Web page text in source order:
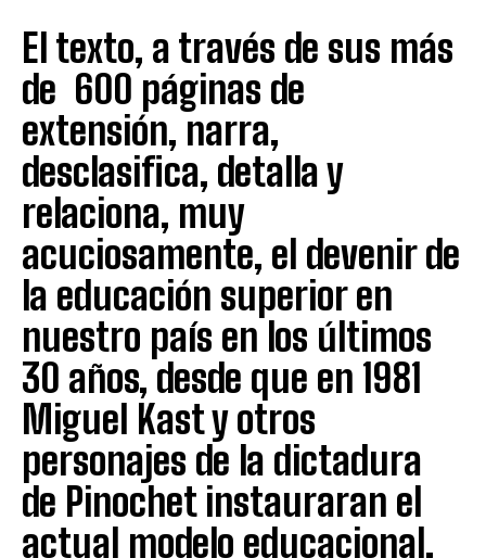
El texto, a través de sus más
de 600 páginas de
extensión, narra,
desclasifica, detalla y
relaciona, muy
acuciosamente, el devenir de
la educación superior en
nuestro país en los últimos
30 años, desde que en 1981
Miguel Kast y otros
personajes de la dictadura
de Pinochet instauraran el
actual modelo educacional,